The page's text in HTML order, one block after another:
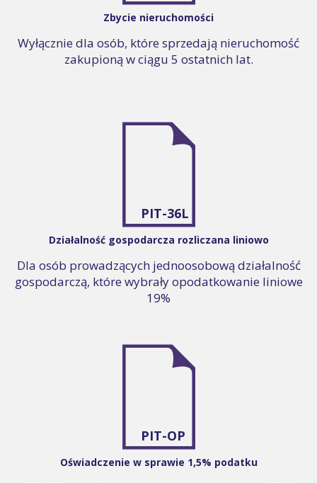
Zbycie nieruchomości
Wyłącznie dla osób, które sprzedają nieruchomość
zakupioną w ciągu 5 ostatnich lat.
PIT-36L
Działalność gospodarcza rozliczana liniowo
Dla osób prowadzących jednoosobową działalność
gospodarczą, które wybrały opodatkowanie liniowe
19%
PIT-OP
Oświadczenie w sprawie 1,5% podatku